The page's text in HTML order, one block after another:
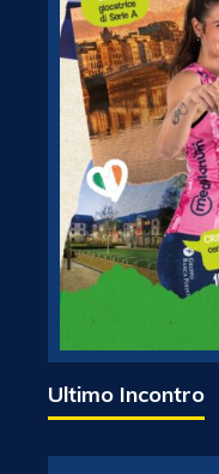
Ultimo Incontro